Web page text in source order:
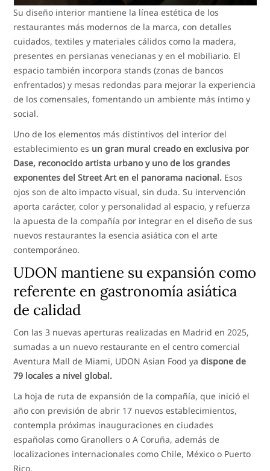
Su diseño interior mantiene la línea estética de los
restaurantes más modernos de la marca, con detalles
cuidados, textiles y materiales cálidos como la madera,
presentes en persianas venecianas y en el mobiliario. El
espacio también incorpora stands (zonas de bancos
enfrentados) y mesas redondas para mejorar la experiencia
de los comensales, fomentando un ambiente más íntimo y
social.
Uno de los elementos más distintivos del interior del
establecimiento es un gran mural creado en exclusiva por
Dase, reconocido artista urbano y uno de los grandes
exponentes del Street Art en el panorama nacional. Esos
ojos son de alto impacto visual, sin duda. Su intervención
aporta carácter, color y personalidad al espacio, y refuerza
la apuesta de la compañía por integrar en el diseño de sus
nuevos restaurantes la esencia asiática con el arte
contemporáneo.
UDON mantiene su expansión como
referente en gastronomía asiática
de calidad
Con las 3 nuevas aperturas realizadas en Madrid en 2025,
sumadas a un nuevo restaurante en el centro comercial
Aventura Mall de Miami, UDON Asian Food yadispone de
79 locales a nivel global.
La hoja de ruta de expansión de la compañía, que inició el
año con previsión de abrir 17 nuevos establecimientos,
contempla próximas inauguraciones en ciudades
españolas como Granollers o A Coruña, además de
localizaciones internacionales como Chile, México o Puerto
Rico.